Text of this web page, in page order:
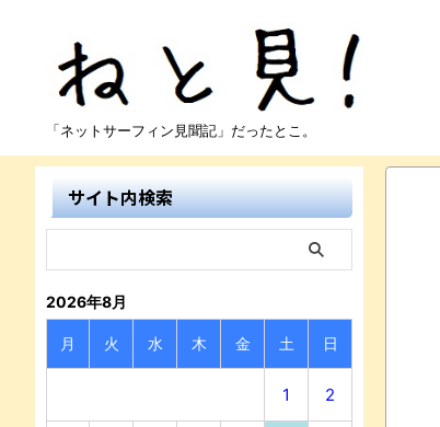
「ネットサーフィン見聞記」だったとこ。
サイト内検索
2026年8月
月 火 水 木 金 土 日
1 2